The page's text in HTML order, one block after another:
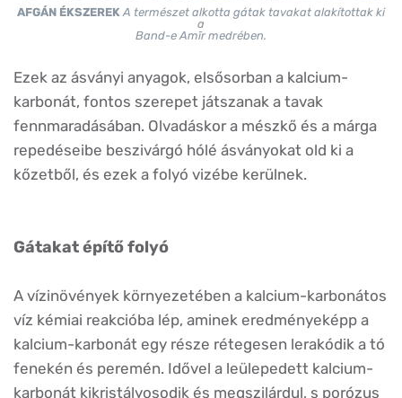
AFGÁN ÉKSZEREK A természet alkotta gátak tavakat alakítottak ki
a
Band-e Amīr medrében.
Ezek az ásványi anyagok, elsősorban a kalcium-
karbonát, fontos szerepet játszanak a tavak
fennmaradásában. Olvadáskor a mészkő és a márga
repedéseibe beszivárgó hólé ásványokat old ki a
kőzetből, és ezek a folyó vizébe kerülnek.
Gátakat építő folyó
A vízinövények környezetében a kalcium-karbonátos
víz kémiai reakcióba lép, aminek eredményeképp a
kalcium-karbonát egy része rétegesen lerakódik a tó
fenekén és peremén. Idővel a leülepedett kalcium-
karbonát kikristályosodik és megszilárdul, s porózus